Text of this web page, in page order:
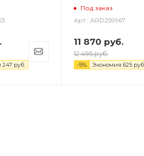
247 руб.
Под заказ
Арт.: ARD259967
11 870 руб.
12 495руб.
-5% Экономия 625